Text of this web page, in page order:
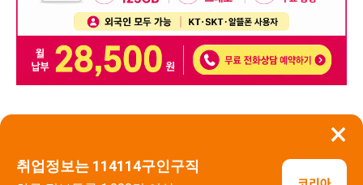
×
취업정보는 114114구인구직